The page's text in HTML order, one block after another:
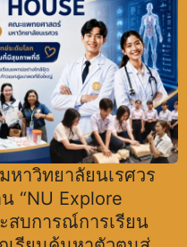
าวิทยาลัยนเรศวร
“NU Explore
สบการณ์การเรียน